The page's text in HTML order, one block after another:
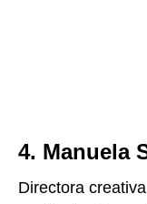
4. Manuela
Directora